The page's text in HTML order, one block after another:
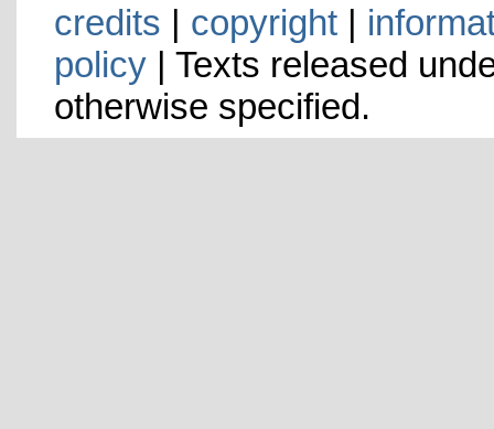
credits | copyright|
policy| Texts released
otherwise specified.